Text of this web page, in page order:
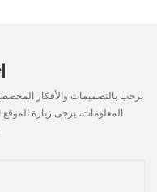
نرحب بالتصميمات والأفكار
المعلومات، يرجى زيارة الموقع